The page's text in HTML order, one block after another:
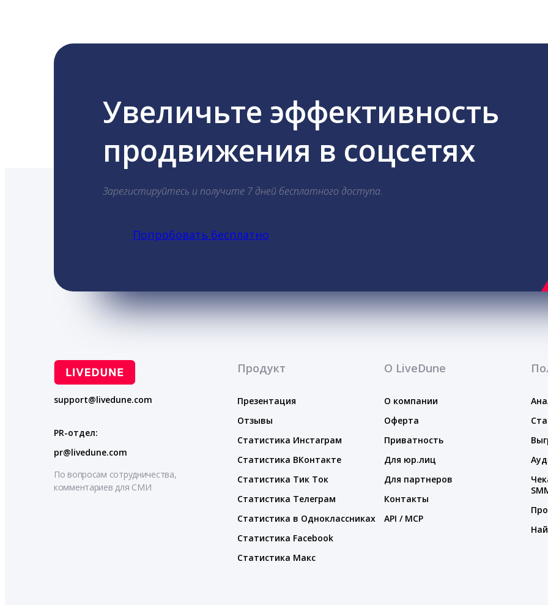
Увеличьте эффективность
продвижения в соцсетях
Зарегистируйтесь и получите 7 дней бесплатного доступа.
Попробовать бесплатно
support@livedune.com
PR-отдел:
pr@livedune.com
По вопросам сотрудничества,
комментариев для СМИ
Продукт
Презентация
Отзывы
Статистика Инстаграм
Статистика ВКонтакте
Статистика Тик Ток
Статистика Телеграм
Статистика в Одноклассниках
Статистика Facebook
Статистика Макс
О LiveDune
О компании
Оферта
Приватность
Для юр.лиц
Для партнеров
Контакты
API / MCP